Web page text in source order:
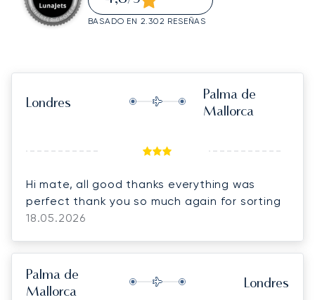
BASADO EN 2.302 RESEÑAS
Londres
Palma de
Mallorca
Hi mate, all good thanks everything was
perfect thank you so much again for sorting
18.05.2026
Palma de
Mallorca
Londres